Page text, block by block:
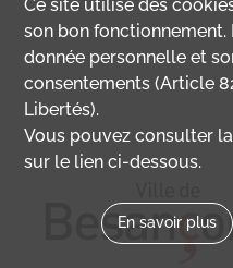
Ce site utilise des
son bon
donnée personnelle et
consentements (Article
Libertés).
Vous pouvez consulter
sur le lien ci-dessous.
En savoir plus